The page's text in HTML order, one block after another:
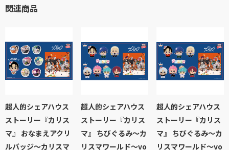
関連商品
超人的シェアハウス
ストーリー『カリス
マ』 おなまえアクリ
ルバッジ～カリスマ
超人的シェアハウス
ストーリー『カリス
マ』 ちびぐるみ～カ
リスマワールド～vo
超人的シェアハウス
ストーリー『カリス
マ』 ちびぐるみ～カ
リスマワールド～vo